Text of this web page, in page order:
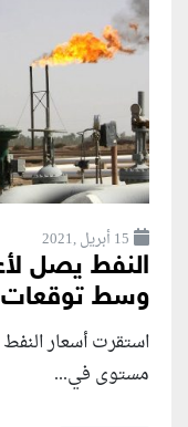
15 أبريل ,2021
النفط يصل
وسط توقعات
استقرت أسعار
مستوى في...